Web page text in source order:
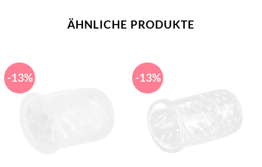
ÄHNLICHE PRODUKTE
-13% -13%